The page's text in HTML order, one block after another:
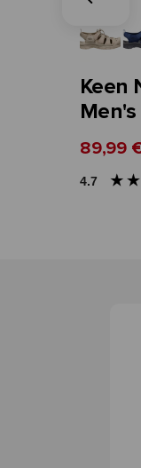
Keen
Men's
89,99
4.7